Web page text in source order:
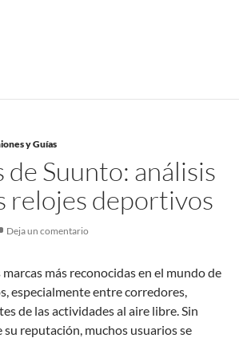
y Guías
Suunto: análisis
relojes deportivos
Deja un comentario
marcas más reconocidas en el mundo de
especialmente entre corredores,
de las actividades al aire libre. Sin
su reputación, muchos usuarios se